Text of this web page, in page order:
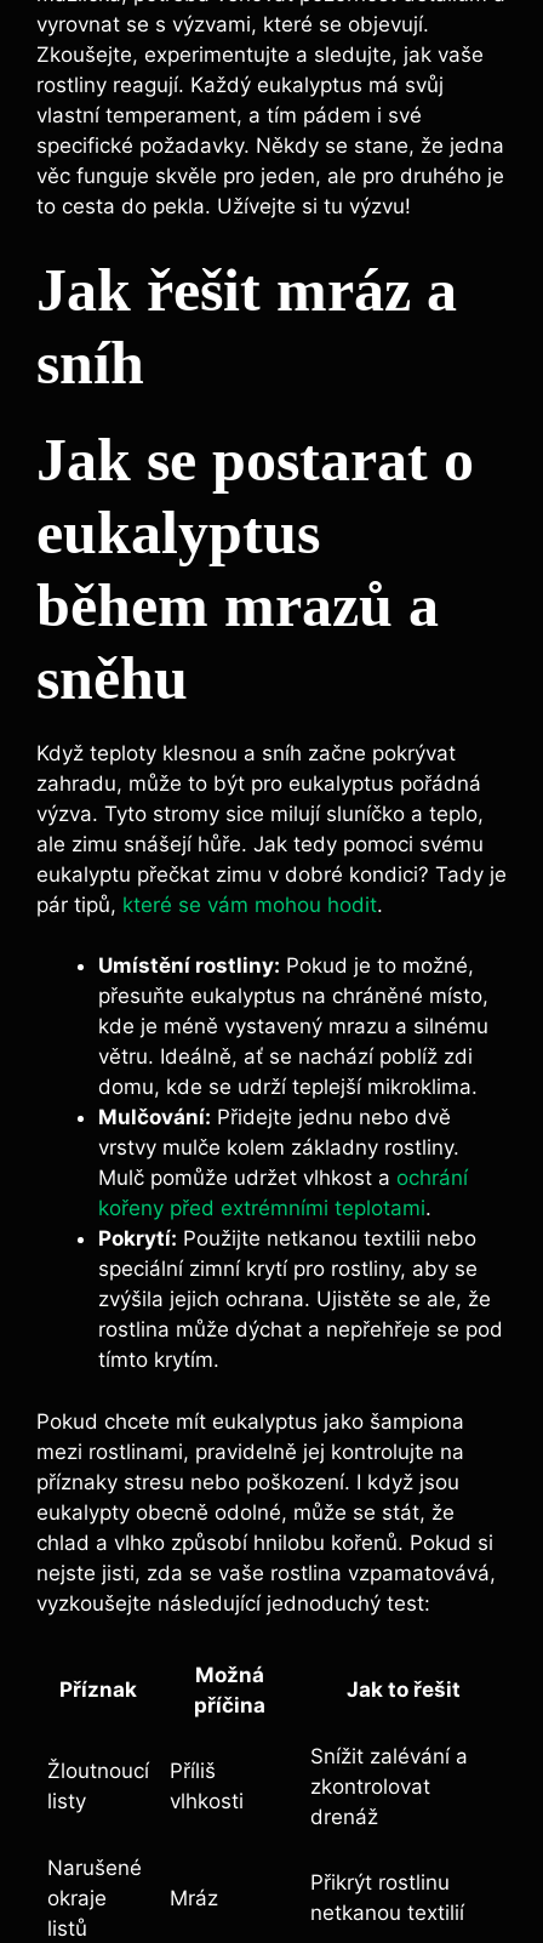
vyrovnat se s výzvami, které se objevují.
Zkoušejte, experimentujte a sledujte, jak vaše
rostliny reagují. Každý eukalyptus má svůj
vlastní temperament, a tím pádem i své
specifické požadavky. Někdy se stane, že jedna
věc funguje skvěle pro jeden, ale pro druhého je
to cesta do pekla. Užívejte si tu výzvu!
Jak řešit mráz a
sníh
Jak se postarat o
eukalyptus
během mrazů a
sněhu
Když teploty klesnou a sníh začne pokrývat
zahradu, může to být pro eukalyptus pořádná
výzva. Tyto stromy sice milují sluníčko a teplo,
ale zimu snášejí hůře. Jak tedy pomoci svému
eukalyptu přečkat zimu v dobré kondici? Tady je
pár tipů, které se vám mohou hodit.
Umístění rostliny: Pokud je to možné,
přesuňte eukalyptus na chráněné místo,
kde je méně vystavený mrazu a silnému
větru. Ideálně, ať se nachází poblíž zdi
domu, kde se udrží teplejší mikroklima.
Mulčování: Přidejte jednu nebo dvě
vrstvy mulče kolem základny rostliny.
Mulč pomůže udržet vlhkost a ochrání
kořeny před extrémními teplotami.
Pokrytí: Použijte netkanou textilii nebo
speciální zimní krytí pro rostliny, aby se
zvýšila jejich ochrana. Ujistěte se ale, že
rostlina může dýchat a nepřehřeje se pod
tímto krytím.
Pokud chcete mít eukalyptus jako šampiona
mezi rostlinami, pravidelně jej kontrolujte na
příznaky stresu nebo poškození. I když jsou
eukalypty obecně odolné, může se stát, že
chlad a vlhko způsobí hnilobu kořenů. Pokud si
nejste jisti, zda se vaše rostlina vzpamatovává,
vyzkoušejte následující jednoduchý test:
Příznak
Možná
příčina
Jak to řešit
Žloutnoucí
listy
Příliš
vlhkosti
Snížit zalévání a
zkontrolovat
drenáž
Narušené
okraje
listů
Mráz
Přikrýt rostlinu
netkanou textilií